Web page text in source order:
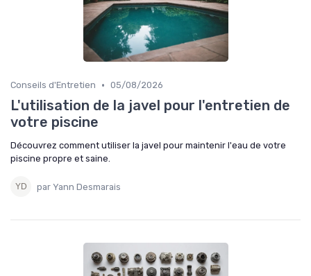
Conseils d'Entretien • 05/08/2026
L'utilisation de la javel pour l'entretien de
votre piscine
Découvrez comment utiliser la javel pour maintenir l'eau de votre
piscine propre et saine.
par Yann Desmarais